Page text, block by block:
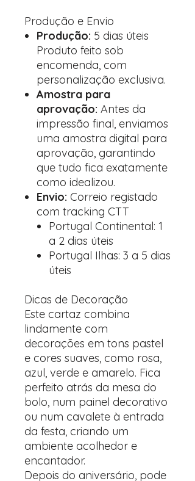
Produção e Envio
Produção: 5 dias úteis
Produto feito sob
encomenda, com
personalização exclusiva.
Amostra para
aprovação: Antes da
impressão final, enviamos
uma amostra digital para
aprovação, garantindo
que tudo fica exatamente
como idealizou.
Envio: Correio registado
com tracking CTT
Portugal Continental: 1
a 2 dias úteis
Portugal Ilhas: 3 a 5 dias
úteis
Dicas de Decoração
Este cartaz combina
lindamente com
decorações em tons pastel
e cores suaves, como rosa,
azul, verde e amarelo. Fica
perfeito atrás da mesa do
bolo, num painel decorativo
ou num cavalete à entrada
da festa, criando um
ambiente acolhedor e
encantador.
Depois do aniversário, pode